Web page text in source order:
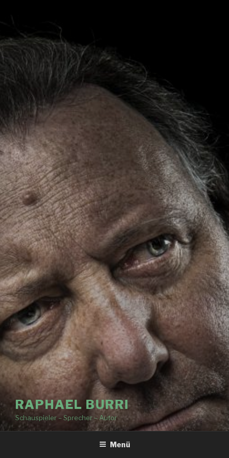
RAPHAEL BURRI
Schauspieler – Sprecher – Autor
Menü